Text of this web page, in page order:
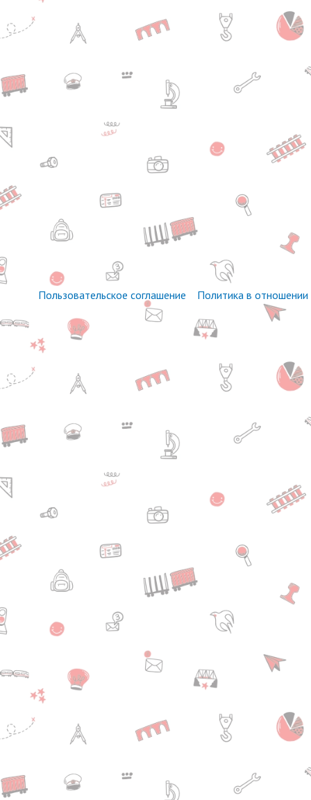
Пользовательское соглашение Политика в